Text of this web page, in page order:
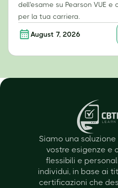
dell'esame su Pearson VUE e
per la tua carriera.
August 7, 2026
Siamo una
vostre esigenze e
flessibili e
individui, in base ai
certificazioni che